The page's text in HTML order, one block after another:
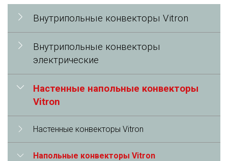
Внутрипольные конвекторы Vitron
Внутрипольные конвекторы
электрические
Настенные напольные конвекторы
Vitron
Настенные конвекторы Vitron
Напольные конвекторы Vitron